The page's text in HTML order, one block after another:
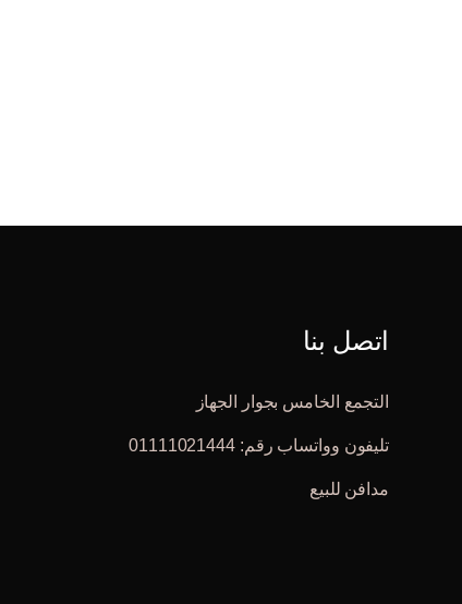
اتصل بنا
التجمع الخامس بجوار الجهاز
تليفون وواتساب رقم: 01111021444
مدافن للبيع